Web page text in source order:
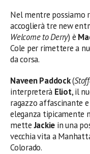
Nel mentre possiamo
accoglierà tre new
Welcome to Derry) è
Cole per rimettere a
da corsa.
Naveen Paddock(
interpreterà Eliot, il
ragazzo affascinante
eleganza tipicamente
metteJackie in una
vecchia vita a
Colorado.